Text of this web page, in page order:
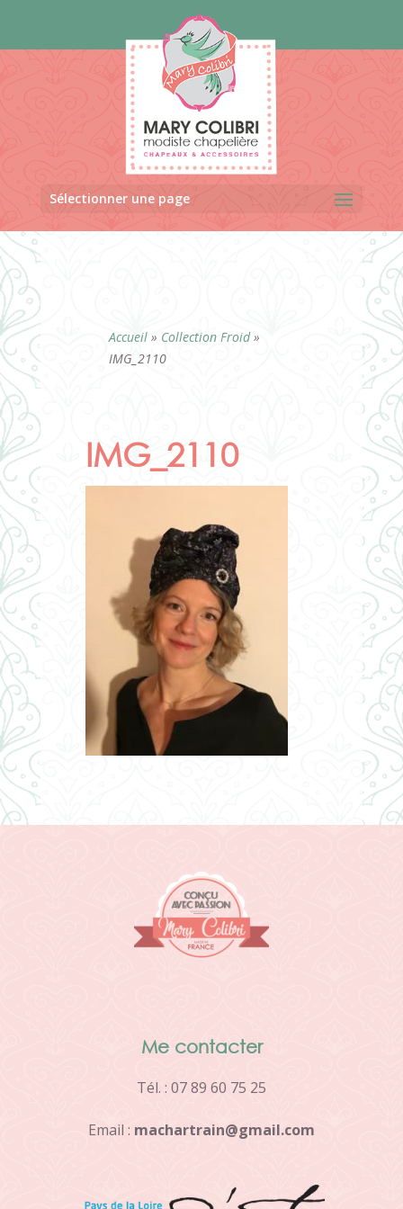
Sélectionner une page
Accueil» Collection Froid»
IMG_2110
IMG_2110
Me contacter
Tél. : 07 89 60 75 25
Email : machartrain@gmail.com